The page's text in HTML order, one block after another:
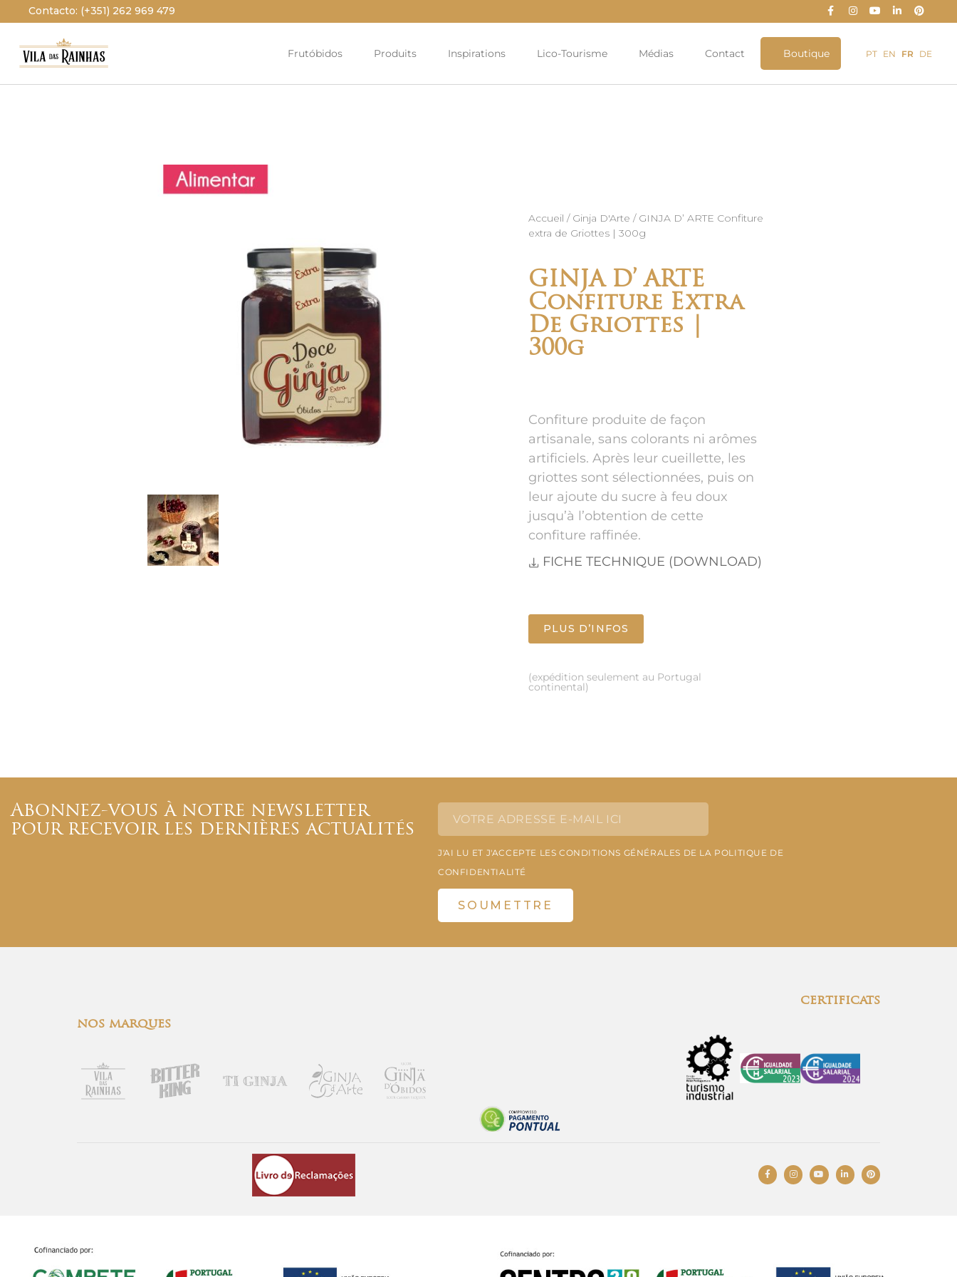
Contacto: (+351) 262 969 479
Frutóbidos Produits Inspirations Lico-Tourisme Médias Contact Boutique PT EN FR DE
Accueil / Ginja D'Arte / GINJA D’ ARTE Confiture
extra de Griottes | 300g
GINJA D’ ARTE
Confiture Extra
De Griottes |
300g
Confiture produite de façon
artisanale, sans colorants ni arômes
artificiels. Après leur cueillette, les
griottes sont sélectionnées, puis on
leur ajoute du sucre à feu doux
jusqu’à l’obtention de cette
confiture raffinée.
FICHE TECHNIQUE (DOWNLOAD)
PLUS D’INFOS
(expédition seulement au Portugal
continental)
Abonnez-vous à notre newsletter
pour recevoir les dernières actualités
J'AI LU ET J'ACCEPTE LES CONDITIONS GÉNÉRALES DE LA POLITIQUE DE
CONFIDENTIALITÉ
SOUMETTRE
nos marques
certificats